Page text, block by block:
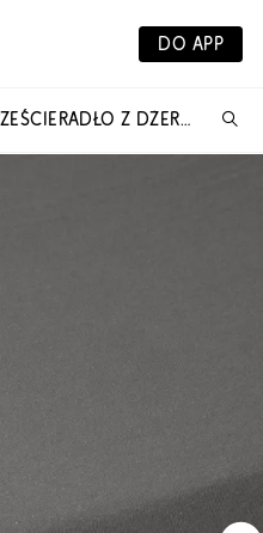
DO APP
WYSOKOGATUNKOWE PRZEŚCIERADŁO Z DŻERSEJU, Z GUMKĄ